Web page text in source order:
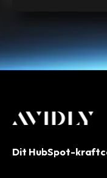
Dit HubSpot-